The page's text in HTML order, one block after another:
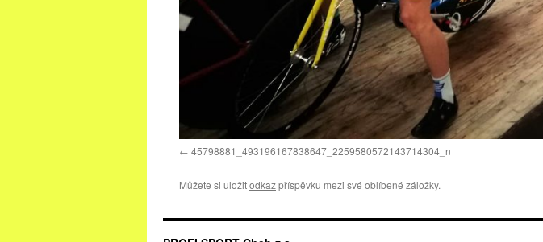
45798881_493196167838647_2259580572143714304_n
Můžete si uložitodkazpříspěvku mezi své oblíbené záložky.